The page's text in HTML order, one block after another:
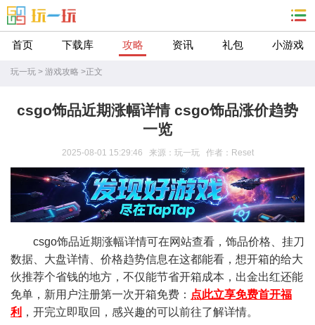
首页 下载库 攻略 资讯 礼包 小游戏
玩一玩 > 游戏攻略 >正文
csgo饰品近期涨幅详情 csgo饰品涨价趋势
一览
2025-08-01 15:29:46 来源：玩一玩 作者：Reset
csgo饰品近期涨幅详情可在网站查看，饰品价格、挂刀
数据、大盘详情、价格趋势信息在这都能看，想开箱的给大
伙推荐个省钱的地方，不仅能节省开箱成本，出金出红还能
免单，新用户注册第一次开箱免费： 点此立享免费首开福
利 ，开完立即取回，感兴趣的可以前往了解详情。